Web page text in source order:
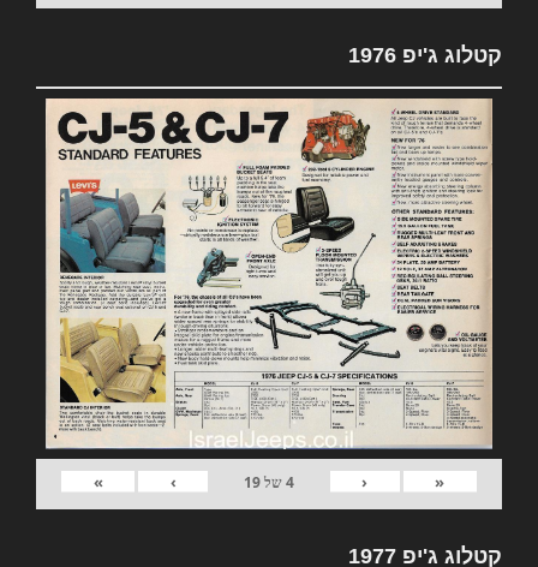
קטלוג ג'יפ 1976
«
‹
4של19
›
»
קטלוג ג'יפ 1977